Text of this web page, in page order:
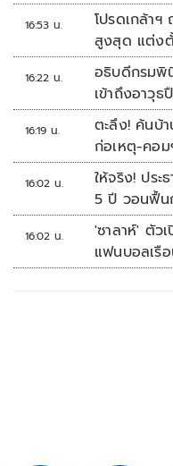
16:53 น.
โปรดเกล้า
สูงสุด แต่งตั้
16:22 น.
อธิบดีกรมพิ
เข้าถึงอาวุ
ชนวนสำคัญ
16:19 น.
ตะลึง! ค้นบ้
ก่อเหตุ-คอ
16:02 น.
ให้จริง! ประ
5 ปี วอนฟื้น
16:02 น.
'ซาลาห์' ตัว
แฟนบอลเรื